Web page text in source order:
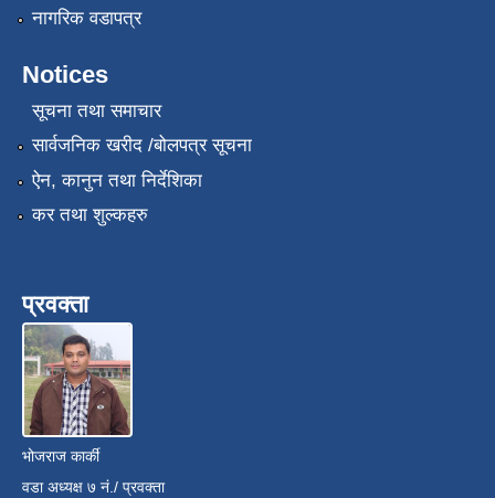
नागरिक वडापत्र
Notices
सूचना तथा समाचार
सार्वजनिक खरीद /बोलपत्र सूचना
ऐन, कानुन तथा निर्देशिका
कर तथा शुल्कहरु
प्रवक्ता
भोजराज कार्की
वडा अध्यक्ष ७ नं./ प्रवक्ता